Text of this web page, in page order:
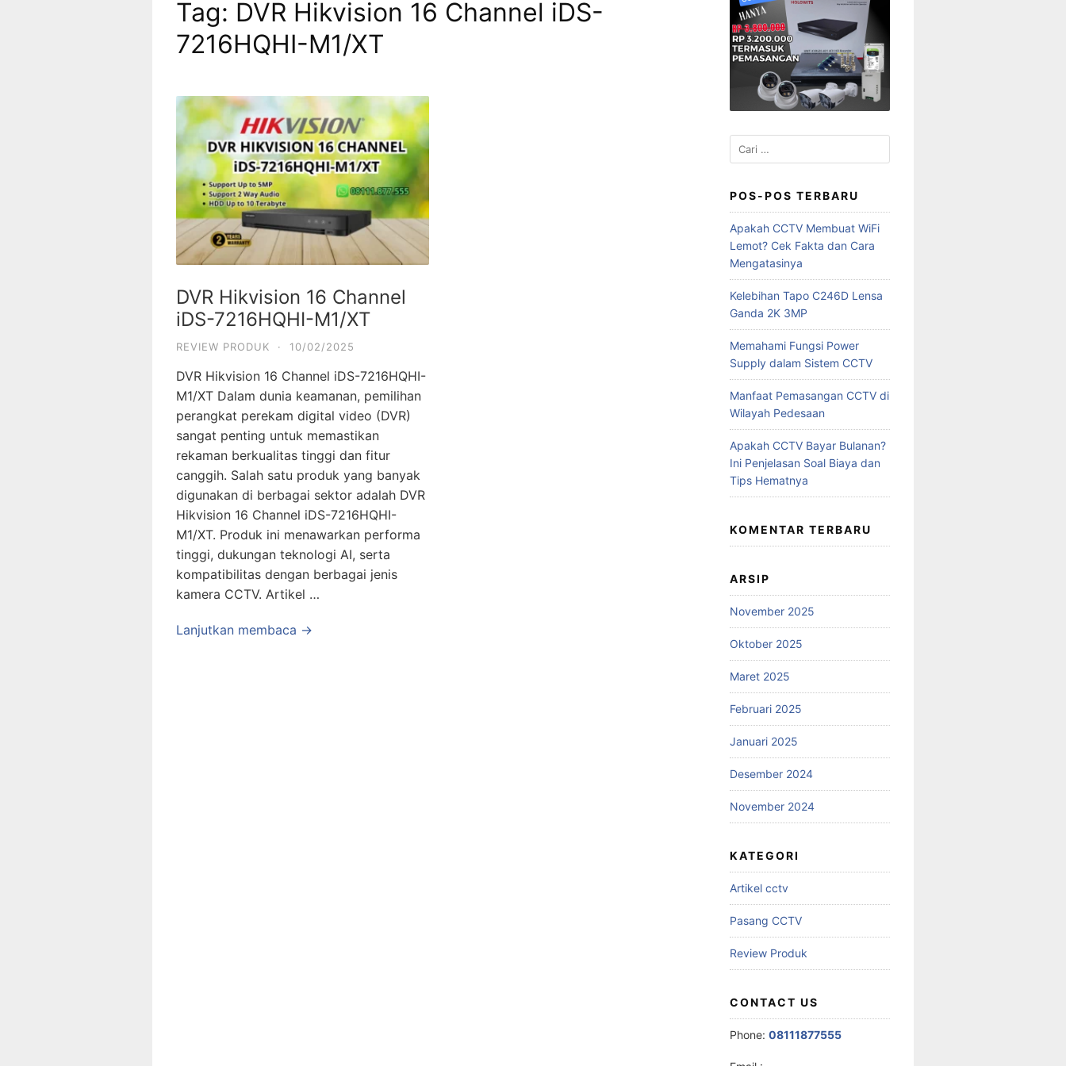
Tag: DVR Hikvision 16 Channel iDS-
7216HQHI-M1/XT
DVR Hikvision 16 Channel
iDS-7216HQHI-M1/XT
REVIEW PRODUK · 10/02/2025
DVR Hikvision 16 Channel iDS-7216HQHI-
M1/XT Dalam dunia keamanan, pemilihan
perangkat perekam digital video (DVR)
sangat penting untuk memastikan
rekaman berkualitas tinggi dan fitur
canggih. Salah satu produk yang banyak
digunakan di berbagai sektor adalah DVR
Hikvision 16 Channel iDS-7216HQHI-
M1/XT. Produk ini menawarkan performa
tinggi, dukungan teknologi AI, serta
kompatibilitas dengan berbagai jenis
kamera CCTV. Artikel …
Lanjutkan membaca →
Cari
untuk:
POS-POS TERBARU
Apakah CCTV Membuat WiFi
Lemot? Cek Fakta dan Cara
Mengatasinya
Kelebihan Tapo C246D Lensa
Ganda 2K 3MP
Memahami Fungsi Power
Supply dalam Sistem CCTV
Manfaat Pemasangan CCTV di
Wilayah Pedesaan
Apakah CCTV Bayar Bulanan?
Ini Penjelasan Soal Biaya dan
Tips Hematnya
KOMENTAR TERBARU
ARSIP
November 2025
Oktober 2025
Maret 2025
Februari 2025
Januari 2025
Desember 2024
November 2024
KATEGORI
Artikel cctv
Pasang CCTV
Review Produk
CONTACT US
Phone: 08111877555